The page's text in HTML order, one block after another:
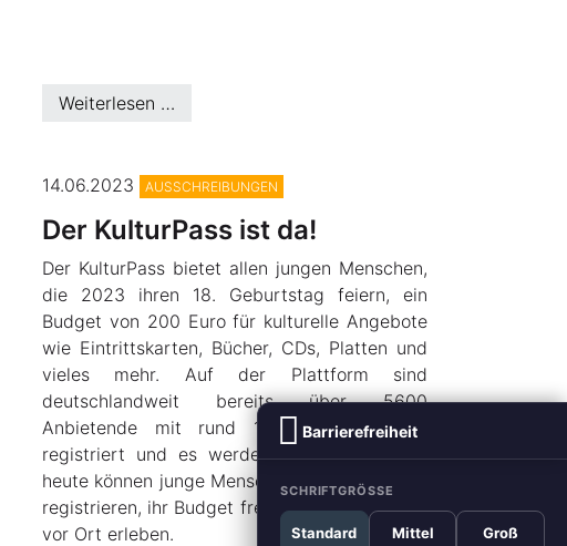
Barrierefreiheit
SCHRIFTGRÖSSE
Standard Mittel Groß
Weiterlesen …
14.06.2023 AUSSCHREIBUNGEN
Der KulturPass ist da!
Der KulturPass bietet allen jungen Menschen,
die 2023 ihren 18. Geburtstag feiern, ein
Budget von 200 Euro für kulturelle Angebote
wie Eintrittskarten, Bücher, CDs, Platten und
vieles mehr. Auf der Plattform sind
deutschlandweit bereits über 5600
Anbietende mit rund 1,7 Mio. Produkten
registriert und es werden täglich mehr. Ab
heute können junge Menschen sich in der App
registrieren, ihr Budget freischalten und Kultur
vor Ort erleben.